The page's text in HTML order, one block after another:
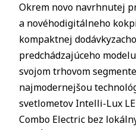
Okrem novo navrhnutej
a novéhodigitálneho
kompaktnej
predchádzajúceho
svojom trhovom
najmodernejšou
svetlometov Intelli-Lux
Combo Electric bez